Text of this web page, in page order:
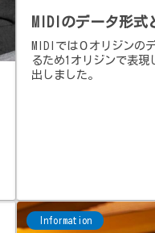
MIDIのデータ形式
MIDIでは０オリジンの
るため1オリジンで表
出しました。
Information